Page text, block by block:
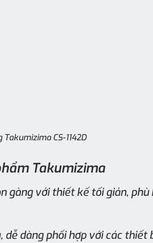
CS-1142D
Takumizima
gàng với thiết kế tối giản,
dễ dàng phối hợp với các thiết